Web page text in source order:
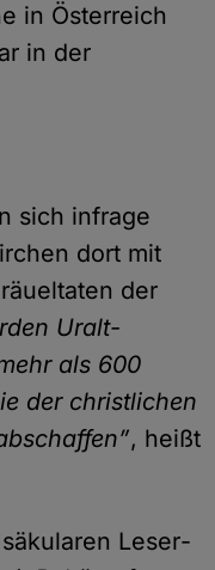
in Österreich
in der
sich infrage
dort mit
der
Uralt-
als 600
der christlichen
, heißt
säkularen Leser­